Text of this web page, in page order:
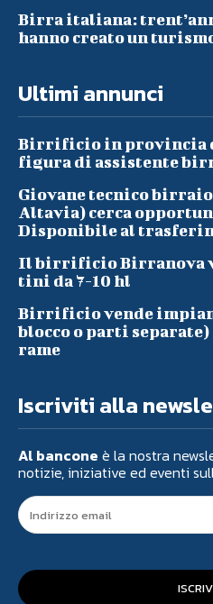
Birra italiana:
hanno creato un
Ultimi annunci
Birrificio in provincia
figura di assistente
Giovane tecnico
Altavia) cerca
Disponibile al
Il birrificio Birranova
tini da 7-10 hl
Birrificio vende
blocco o parti
rame
Iscriviti alla
Al bancone è la nostra
notizie, iniziative ed eventi